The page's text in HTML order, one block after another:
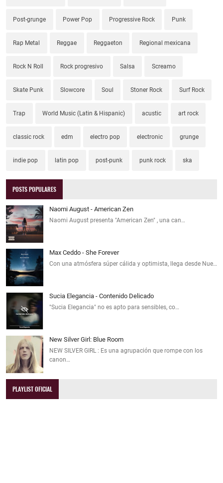
Post-grunge Power Pop Progressive Rock Punk
Rap Metal Reggae Reggaeton Regional mexicana
Rock N Roll Rock progresivo Salsa Screamo
Skate Punk Slowcore Soul Stoner Rock Surf Rock
Trap World Music (Latin & Hispanic) acustic art rock
classic rock edm electro pop electronic grunge
indie pop latin pop post-punk punk rock ska
POSTS POPULARES
Naomi August - American Zen
Naomi August presenta "American Zen" , una can…
Max Ceddo - She Forever
Con una atmósfera súper cálida y optimista, llega desde Nue…
Sucia Elegancia - Contenido Delicado
"Sucia Elegancia" no es apto para sensibles, co…
New Silver Girl: Blue Room
NEW SILVER GIRL : Es una agrupación que rompe con los
canon…
PLAYLIST OFICIAL